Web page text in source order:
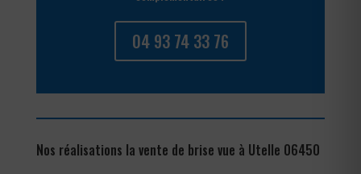
04 93 74 33 76
Nos réalisations la vente de brise vue à Utelle 06450